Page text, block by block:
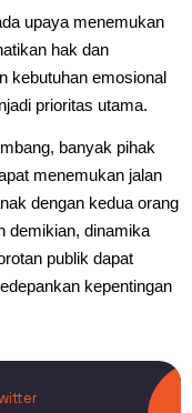
upaya menemukan
hak dan
kebutuhan emosional
prioritas utama.
banyak pihak
menemukan jalan
dengan kedua orang
demikian, dinamika
publik dapat
kepentingan